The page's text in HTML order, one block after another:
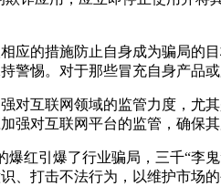
的措施防止自身成为骗局的目
警惕。对于那些冒充自身产品
互联网领域的监管力度，尤其
强对互联网平台的监管，确保
红引爆了行业骗局，三千“李
、打击不法行为，以维护市场的